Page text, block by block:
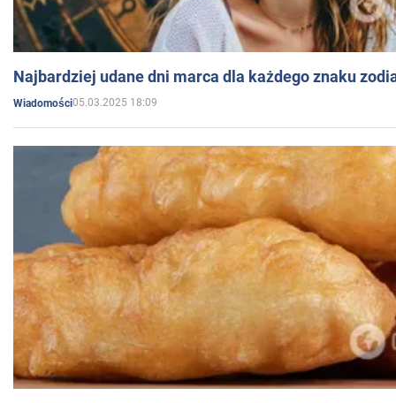
Najbardziej udane dni marca dla każdego znaku
Wiadomości05.03.2025 18:09